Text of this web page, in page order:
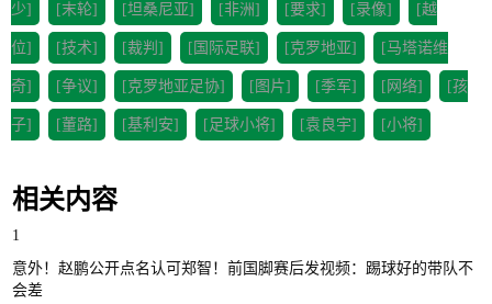
少] [末轮] [坦桑尼亚] [非洲] [要求] [录像] [越
位] [技术] [裁判] [国际足联] [克罗地亚] [马塔诺维
奇] [争议] [克罗地亚足协] [图片] [季军] [网络] [孩
子] [董路] [基利安] [足球小将] [袁良宇] [小将]
相关内容
1
意外！赵鹏公开点名认可郑智！前国脚赛后发视频：踢球好的带队不
会差